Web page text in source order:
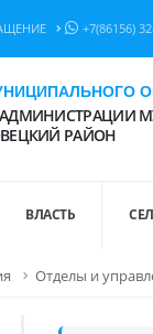
+7(86156)
РАЙОН
ВЛАСТЬ
Отделы и